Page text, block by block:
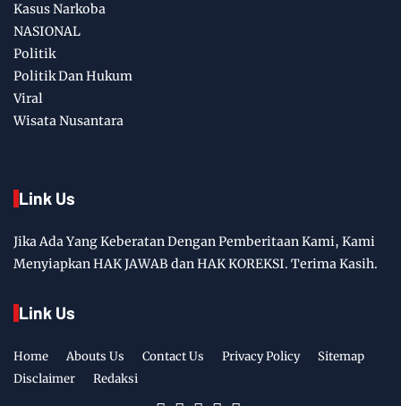
Kasus Narkoba
NASIONAL
Politik
Politik Dan Hukum
Viral
Wisata Nusantara
Link Us
Jika Ada Yang Keberatan Dengan Pemberitaan Kami, Kami
Menyiapkan HAK JAWAB dan HAK KOREKSI. Terima Kasih.
Link Us
Home Abouts Us Contact Us Privacy Policy
Sitemap
Disclaimer
Redaksi